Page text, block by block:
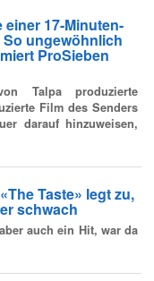
einer 17-Minuten-
So ungewöhnlich
ProSieben
Talpa produzierte
Film des Senders
darauf hinzuweisen,
Taste» legt zu,
schwach
auch ein Hit, war da